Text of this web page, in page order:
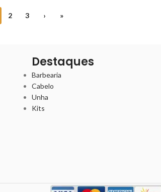
2 3 › »
Destaques
Barbearia
Cabelo
Unha
Kits